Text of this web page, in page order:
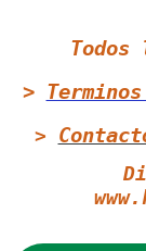
Todos
>
>